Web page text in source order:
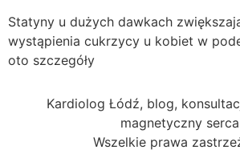
Statyny u dużych dawkach
wystąpienia cukrzycy u kobiet w
oto szczegóły
Kardiolog Łódź, blog,
magnetyczny serca
Wszelkie prawa